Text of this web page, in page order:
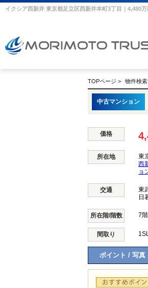
TOPページ > 物件検索
中古マンション
価格
所在地 東
西
ョ
交通 東
日
所在階/階数 7
間取り
ポイント / 写真